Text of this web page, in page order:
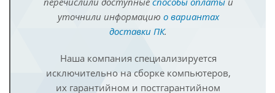
уточнили информацию о вариантах
доставки ПК.
Наша компания специализируется
исключительно на сборке компьютеров,
их гарантийном и постгарантийном